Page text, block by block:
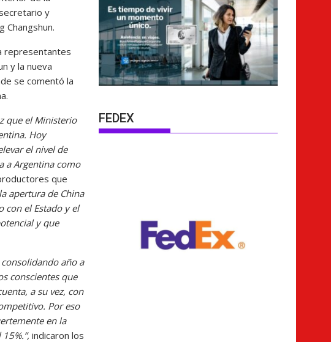
y
Changshun.
representantes
y la nueva
se comentó la
que el Ministerio
Hoy
el nivel de
a Argentina como
que
apertura de China
con el Estado y el
y que
año a
conscientes que
a su vez, con
Por eso
en la
indicaron los
FEDEX